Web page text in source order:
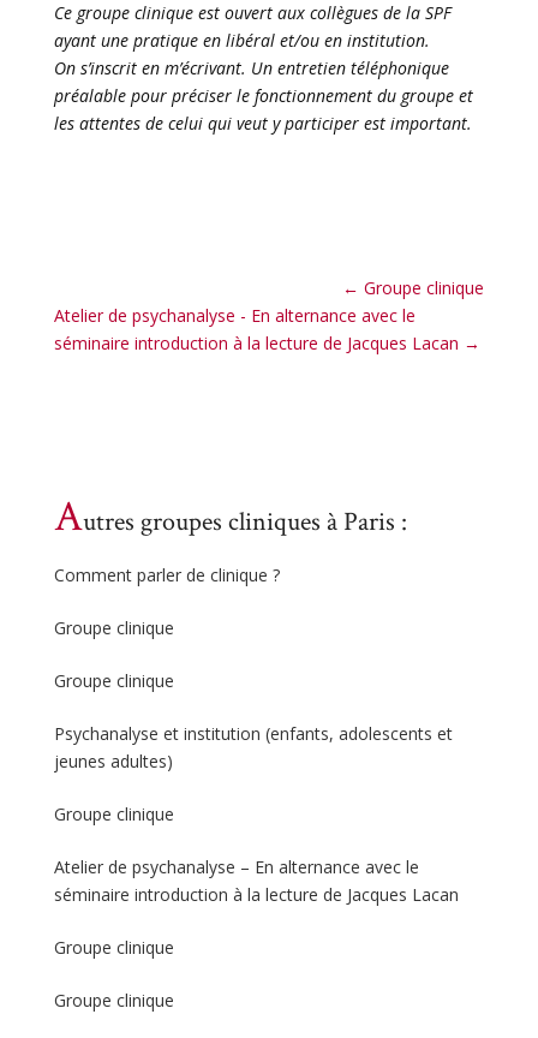
Ce groupe clinique est ouvert aux collègues de la SPF
ayant une pratique en libéral et/ou en institution.
On s’inscrit en m’écrivant. Un entretien téléphonique
préalable pour préciser le fonctionnement du groupe et
les attentes de celui qui veut y participer est important.
←Groupe clinique
Atelier de psychanalyse - En alternance avec le
séminaire introduction à la lecture de Jacques Lacan →
Autres groupes cliniques à Paris :
Comment parler de clinique ?
Groupe clinique
Groupe clinique
Psychanalyse et institution (enfants, adolescents et
jeunes adultes)
Groupe clinique
Atelier de psychanalyse – En alternance avec le
séminaire introduction à la lecture de Jacques Lacan
Groupe clinique
Groupe clinique